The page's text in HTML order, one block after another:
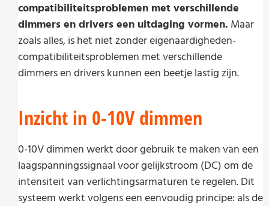
compatibiliteitsproblemen met verschillende
dimmers en drivers een uitdaging vormen. Maar
zoals alles, is het niet zonder eigenaardigheden-
compatibiliteitsproblemen met verschillende
dimmers en drivers kunnen een beetje lastig zijn.
Inzicht in 0-10V dimmen
0-10V dimmen werkt door gebruik te maken van een
laagspanningssignaal voor gelijkstroom (DC) om de
intensiteit van verlichtingsarmaturen te regelen. Dit
systeem werkt volgens een eenvoudig principe: als de